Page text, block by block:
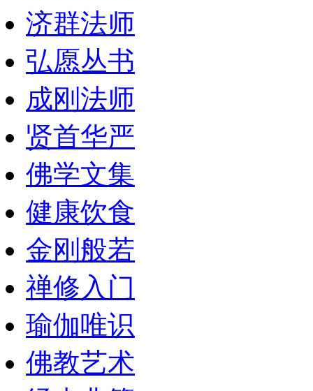
济群法师
弘愿丛书
成刚法师
贤首华严
佛学文集
健康饮食
金刚般若
禅修入门
瑜伽唯识
佛教艺术